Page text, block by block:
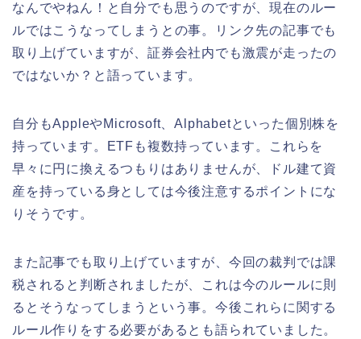
なんでやねん！と自分でも思うのですが、現在のルー
ルではこうなってしまうとの事。リンク先の記事でも
取り上げていますが、証券会社内でも激震が走ったの
ではないか？と語っています。
自分もAppleやMicrosoft、Alphabetといった個別株を
持っています。ETFも複数持っています。これらを
早々に円に換えるつもりはありませんが、ドル建て資
産を持っている身としては今後注意するポイントにな
りそうです。
また記事でも取り上げていますが、今回の裁判では課
税されると判断されましたが、これは今のルールに則
るとそうなってしまうという事。今後これらに関する
ルール作りをする必要があるとも語られていました。